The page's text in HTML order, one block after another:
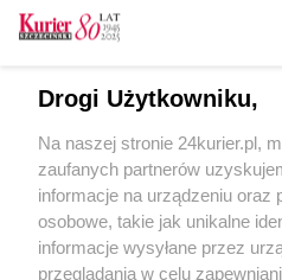
Policja zapukała do
deweloperów
Pożar w Stargardzie.
[GALERIA] (akt. 1)
Trzeba chodzić po mieście
swoimi rzeczami cały dzień
POGODA
Drogi Użytkowniku,
Na naszej stronie 24kurier.pl,
zaufanych partnerów
informacje na urządzeniu oraz
osobowe, takie jak unikalne
informacje wysyłane przez
przeglądania w celu